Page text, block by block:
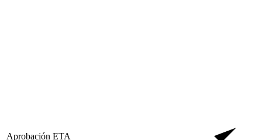
Aprobación ETA